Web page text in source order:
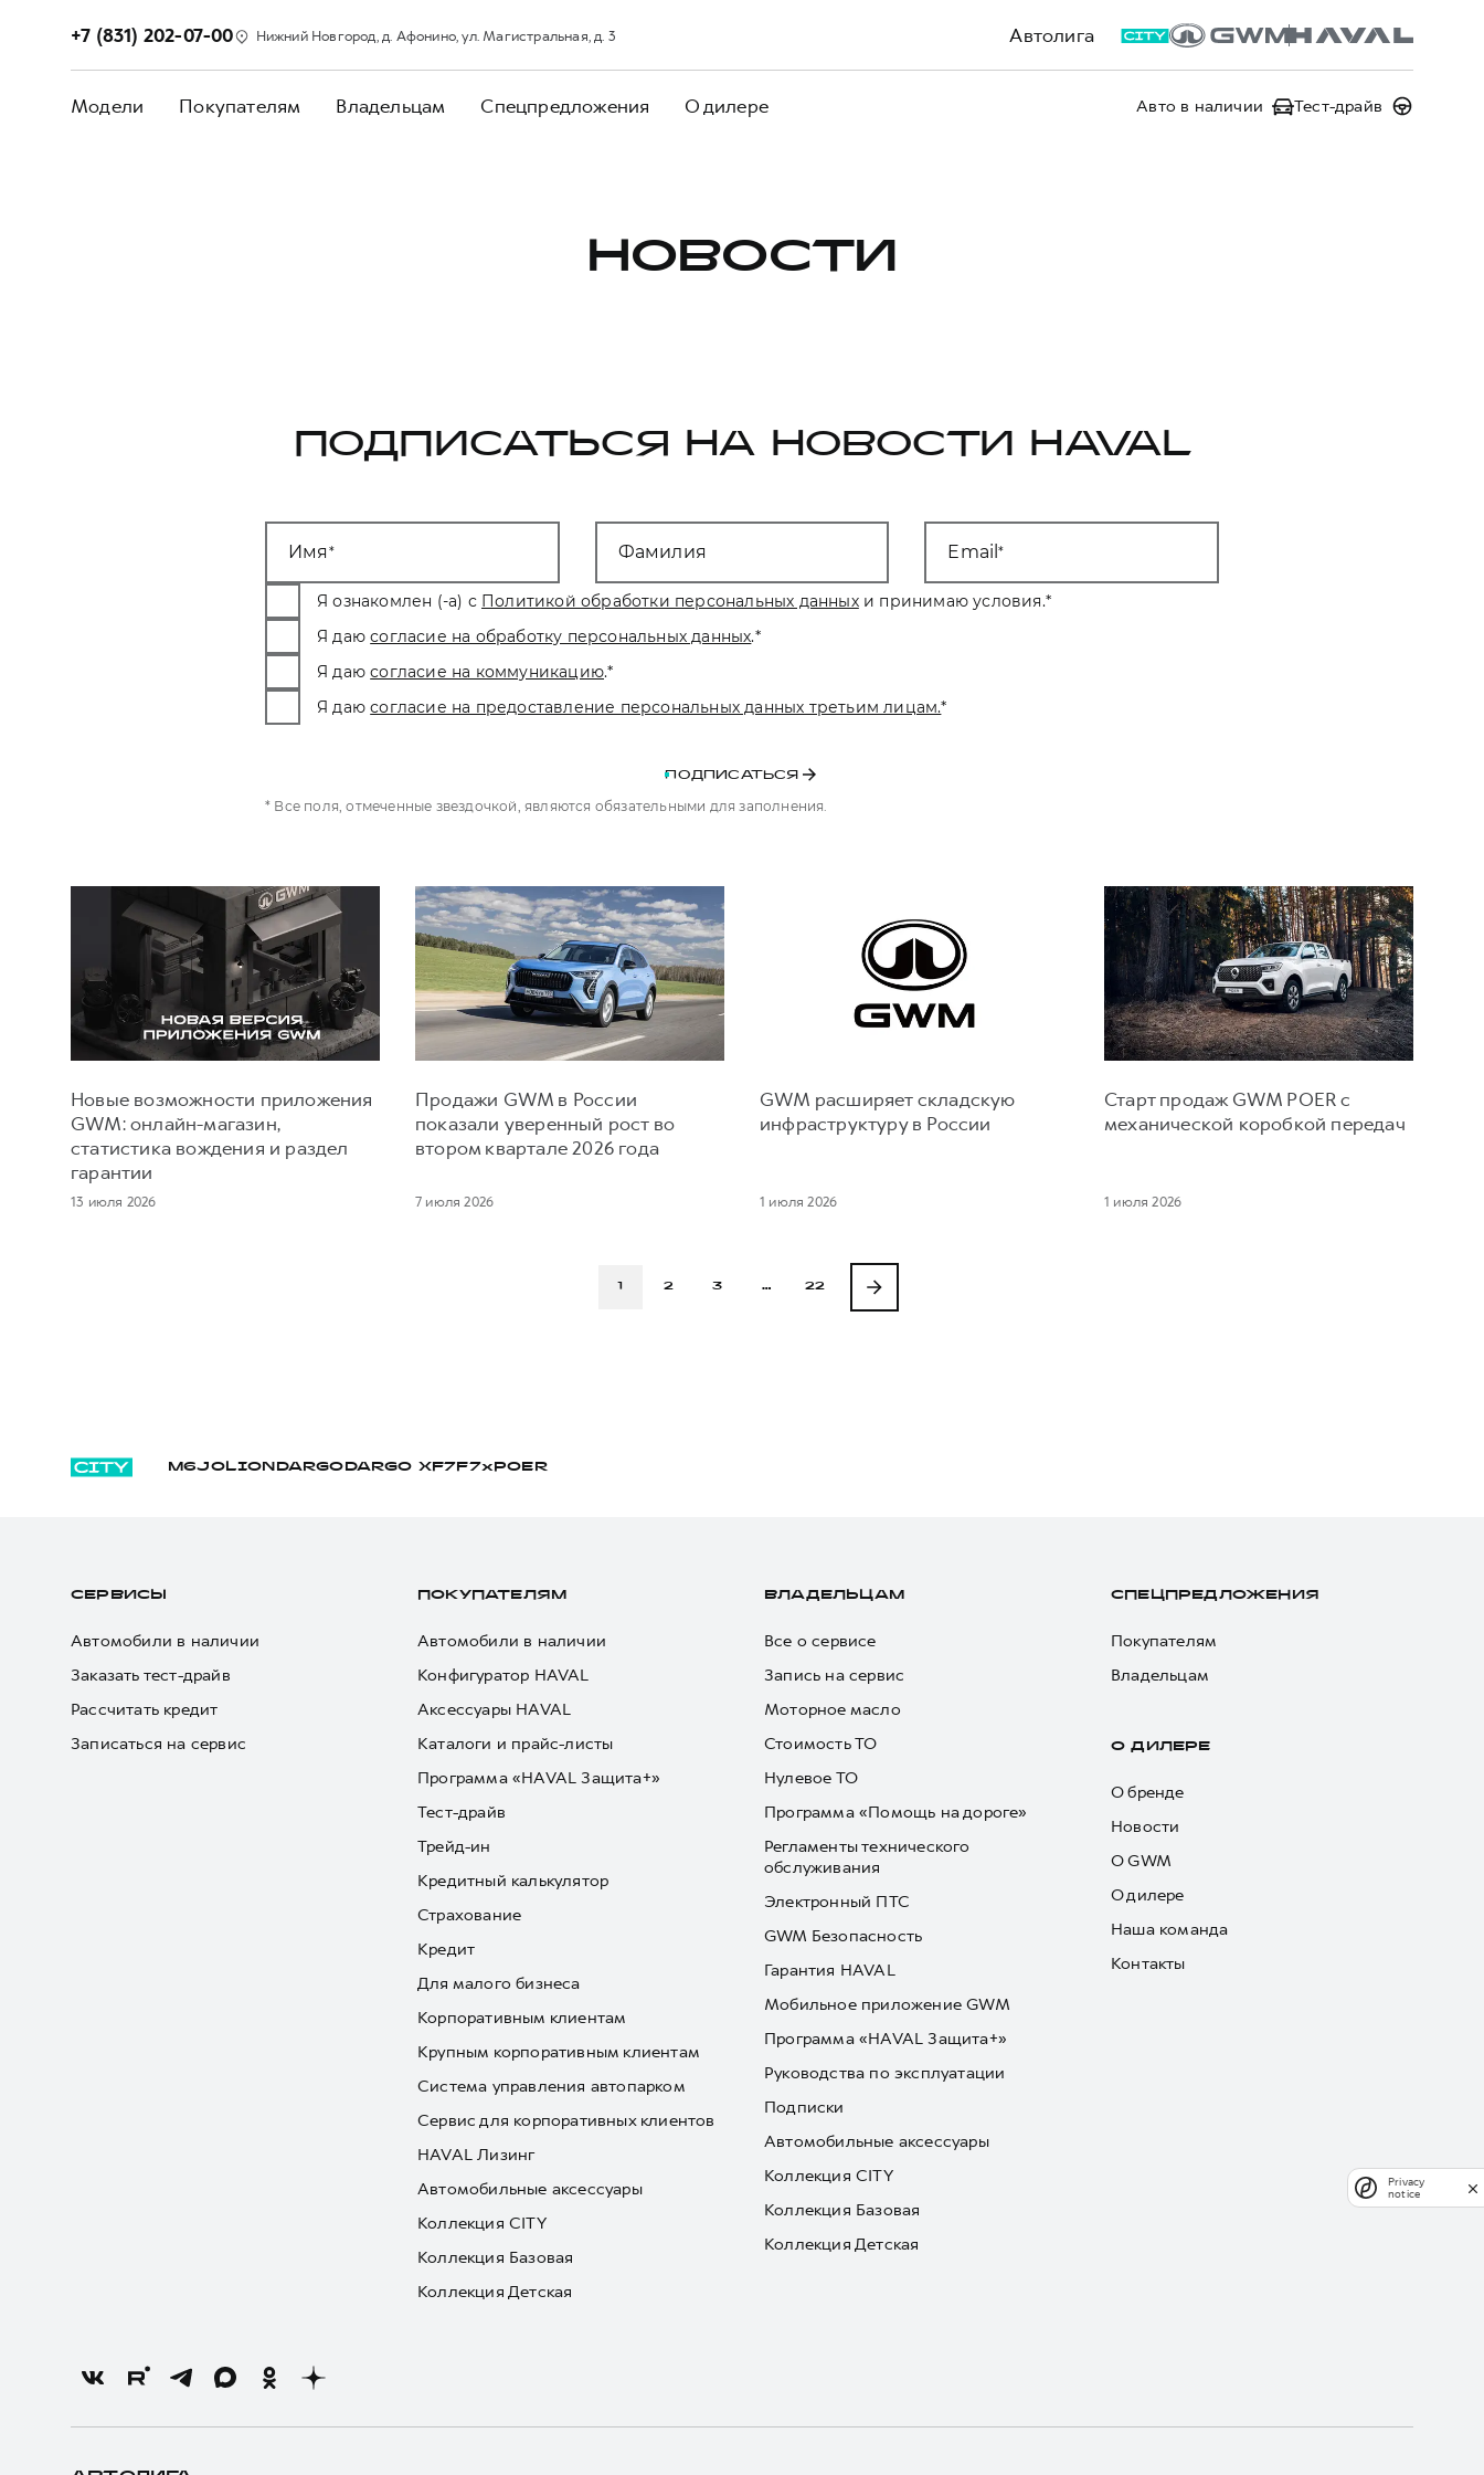
Автолига
+7 (831) 202-07-00 Нижний Новгород, д. Афонино, ул. Магистральная, д. 3
Модели Покупателям Владельцам Спецпредложения О дилере Авто в наличии Тест-драйв
НОВОСТИ
ПОДПИСАТЬСЯ НА НОВОСТИ HAVAL
Имя Фамилия Email
Я ознакомлен (-а) с Политикой обработки персональных данных и принимаю условия.*
Я даю согласие на обработку персональных данных.*
Я даю согласие на коммуникацию.*
Я даю согласие на предоставление персональных данных третьим лицам.*
ПОДПИСАТЬСЯ
* Все поля, отмеченные звездочкой, являются обязательными для заполнения.
Новые возможности приложения
GWM: онлайн-магазин,
статистика вождения и раздел
гарантии
13 июля 2026
Продажи GWM в России
показали уверенный рост во
втором квартале 2026 года
7 июля 2026
GWM расширяет складскую
инфраструктуру в России
1 июля 2026
Старт продаж GWM POER с
механической коробкой передач
1 июля 2026
1 2 3 … 22
M6JOLION DARGO DARGO Х F7 F7x POER
СЕРВИСЫ
Автомобили в наличии
Заказать тест-драйв
Рассчитать кредит
Записаться на сервис
ПОКУПАТЕЛЯМ
Автомобили в наличии
Конфигуратор HAVAL
Аксессуары HAVAL
Каталоги и прайс-листы
Программа «HAVAL Защита+»
Тест-драйв
Трейд-ин
Кредитный калькулятор
Страхование
Кредит
Для малого бизнеса
Корпоративным клиентам
Крупным корпоративным клиентам
Система управления автопарком
Сервис для корпоративных клиентов
HAVAL Лизинг
Автомобильные аксессуары
Коллекция CITY
Коллекция Базовая
Коллекция Детская
ВЛАДЕЛЬЦАМ
Все о сервисе
Запись на сервис
Моторное масло
Стоимость ТО
Нулевое ТО
Программа «Помощь на дороге»
Регламенты технического
обслуживания
Электронный ПТС
GWM Безопасность
Гарантия HAVAL
Мобильное приложение GWM
Программа «HAVAL Защита+»
Руководства по эксплуатации
Подписки
Автомобильные аксессуары
Коллекция CITY
Коллекция Базовая
Коллекция Детская
СПЕЦПРЕДЛОЖЕНИЯ
Покупателям
Владельцам
О ДИЛЕРЕ
О бренде
Новости
О GWM
О дилере
Наша команда
Контакты
Privacy
notice